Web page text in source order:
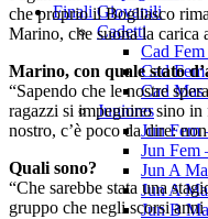
Finali Giovanili
Cadetti
Cad
Cad
Cad
Juniores
Jun Fem
Jun Fem
Jun A
Jun A
Jun B
che proprio il Bogliasco
Marino, che suona la carica
Marino, con quale stato
“Sapendo che le nostre
ragazzi si impegnino sino
nostro, c’è poco da dire:
Quali sono?
“Che sarebbe stata una
gruppo che negli scorsi